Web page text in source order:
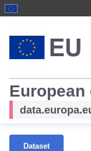
European
Dataset